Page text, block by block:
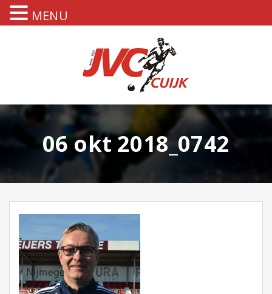
06 okt 2018_0742
MENU